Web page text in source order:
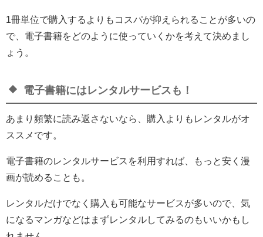
1冊単位で購入するよりもコスパが抑えられることが多いの
で、電子書籍をどのように使っていくかを考えて決めまし
ょう。
電子書籍にはレンタルサービスも！
あまり頻繁に読み返さないなら、購入よりもレンタルがオ
ススメです。
電子書籍のレンタルサービスを利用すれば、もっと安く漫
画が読めることも。
レンタルだけでなく購入も可能なサービスが多いので、気
になるマンガなどはまずレンタルしてみるのもいいかもし